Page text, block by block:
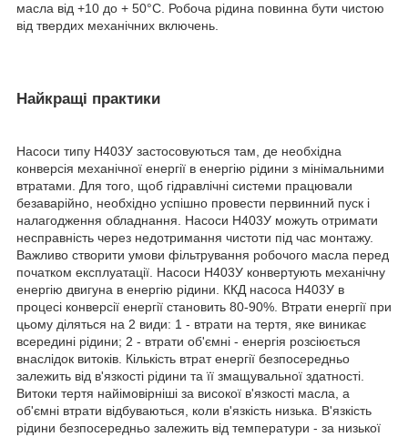
масла від +10 до + 50°С. Робоча рідина повинна бути чистою
від твердих механічних включень.
Найкращі практики
Насоси типу Н403У застосовуються там, де необхідна
конверсія механічної енергії в енергію рідини з мінімальними
втратами. Для того, щоб гідравлічні системи працювали
безаварійно, необхідно успішно провести первинний пуск і
налагодження обладнання. Насоси Н403У можуть отримати
несправність через недотримання чистоти під час монтажу.
Важливо створити умови фільтрування робочого масла перед
початком експлуатації. Насоси Н403У конвертують механічну
енергію двигуна в енергію рідини. ККД насоса Н403У в
процесі конверсії енергії становить 80-90%. Втрати енергії при
цьому діляться на 2 види: 1 - втрати на тертя, яке виникає
всередині рідини; 2 - втрати об'ємні - енергія розсіюється
внаслідок витоків. Кількість втрат енергії безпосередньо
залежить від в'язкості рідини та її змащувальної здатності.
Витоки тертя найімовірніші за високої в'язкості масла, а
об'ємні втрати відбуваються, коли в'язкість низька. В'язкість
рідини безпосередньо залежить від температури - за низької